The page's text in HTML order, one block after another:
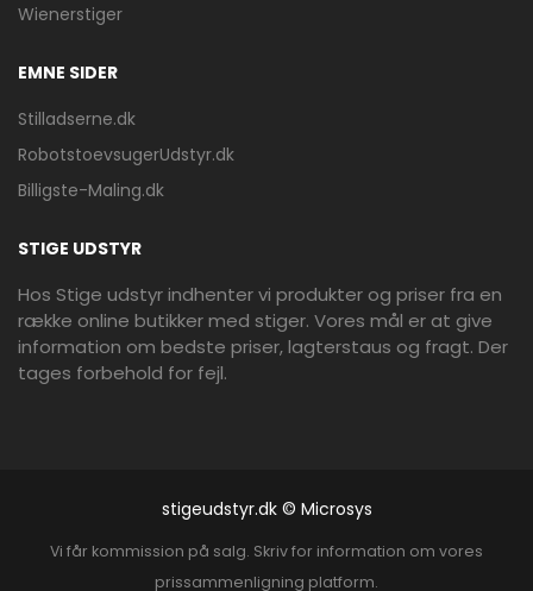
Wienerstiger
EMNE SIDER
Stilladserne.dk
RobotstoevsugerUdstyr.dk
Billigste-Maling.dk
STIGE UDSTYR
Hos Stige udstyr indhenter vi produkter og priser fra en
række online butikker med stiger. Vores mål er at give
information om bedste priser, lagterstaus og fragt. Der
tages forbehold for fejl.
stigeudstyr.dk © Microsys
Vi får kommission på salg. Skriv for information om vores
prissammenligning platform.